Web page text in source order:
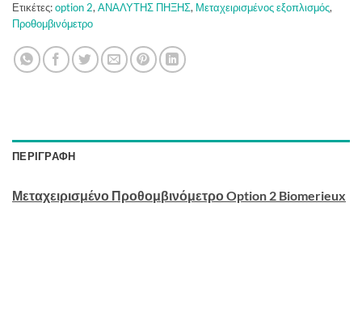
Ετικέτες:option 2, ΑΝΑΛΥΤΗΣ ΠΗΞΗΣ, Μεταχειρισμένος εξοπλισμός,
Προθομβινόμετρο
ΠΕΡΙΓΡΑΦΉ
Μεταχειρισμένο Προθομβινόμετρο Option 2 Biomerieux